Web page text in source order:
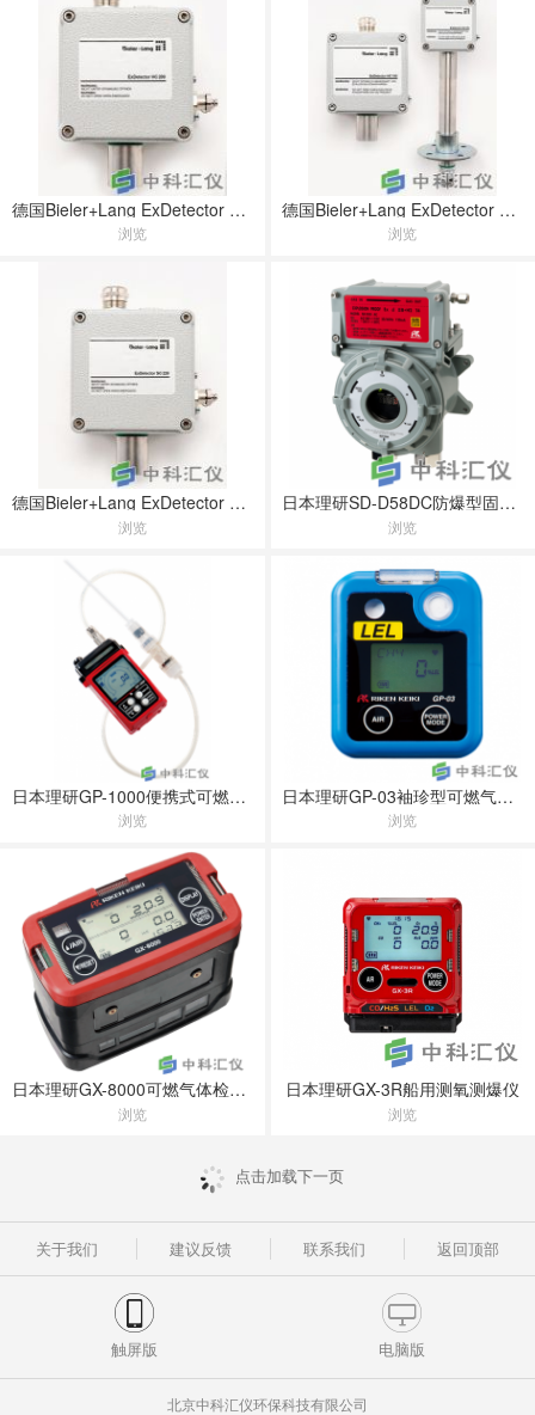
德国Bieler+Lang ExDetector HC 200 探测器
浏览
德国Bieler+Lang ExDetector HC 150 / HC 150 K 探测器
浏览
德国Bieler+Lang ExDetector SC 220 （防爆探测器 SC 220）
浏览
日本理研SD-D58DC防爆型固定式可燃气体检测仪
浏览
日本理研GP-1000便携式可燃气体检测仪
浏览
日本理研GP-03袖珍型可燃气体检测仪
浏览
日本理研GX-8000可燃气体检测仪
浏览
日本理研GX-3R船用测氧测爆仪
浏览
点击加载下一页
关于我们 建议反馈 联系我们 返回顶部
触屏版 电脑版
北京中科汇仪环保科技有限公司